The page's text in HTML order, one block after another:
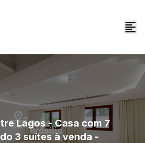
Lagos - Casa com 7
3 suítes à venda -